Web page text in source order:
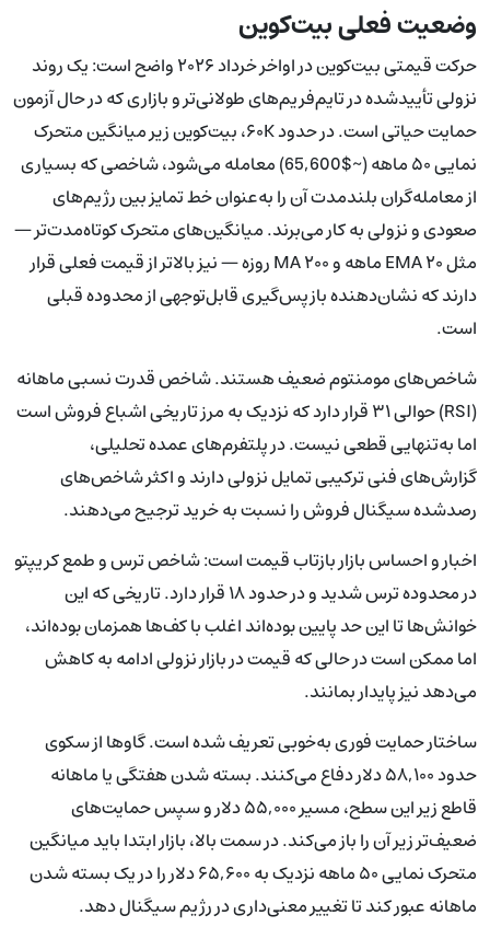
وضعیت فعلی بیت‌کوین
حرکت قیمتی بیت‌کوین در اواخر خرداد ۲۰۲۶ واضح است: یک روند
نزولی تأییدشده در تایم‌فریم‌های طولانی‌تر و بازاری که در حال آزمون
حمایت حیاتی است. در حدود ۶۰K، بیت‌کوین زیر میانگین متحرک
نمایی ۵۰ ماهه (~$65,600) معامله می‌شود، شاخصی که بسیاری
از معامله‌گران بلندمدت آن را به‌عنوان خط تمایز بین رژیم‌های
صعودی و نزولی به کار می‌برند. میانگین‌های متحرک کوتاه‌مدت‌تر —
مثل EMA ۲۰ ماهه و MA ۲۰۰ روزه — نیز بالاتر از قیمت فعلی قرار
دارند که نشان‌دهنده بازپس‌گیری قابل‌توجهی از محدوده قبلی
است.
شاخص‌های مومنتوم ضعیف هستند. شاخص قدرت نسبی ماهانه
(RSI) حوالی ۳۱ قرار دارد که نزدیک به مرز تاریخی اشباع فروش است
اما به‌تنهایی قطعی نیست. در پلتفرم‌های عمده تحلیلی،
گزارش‌های فنی ترکیبی تمایل نزولی دارند و اکثر شاخص‌های
رصدشده سیگنال فروش را نسبت به خرید ترجیح می‌دهند.
اخبار و احساس بازار بازتاب قیمت است: شاخص ترس و طمع کریپتو
در محدوده ترس شدید و در حدود ۱۸ قرار دارد. تاریخی که این
خوانش‌ها تا این حد پایین بوده‌اند اغلب با کف‌ها همزمان بوده‌اند،
اما ممکن است در حالی که قیمت در بازار نزولی ادامه به کاهش
می‌دهد نیز پایدار بمانند.
ساختار حمایت فوری به‌خوبی تعریف شده است. گاوها از سکوی
حدود ۵۸,۱۰۰ دلار دفاع می‌کنند. بسته شدن هفتگی یا ماهانه
قاطع زیر این سطح، مسیر ۵۵,۰۰۰ دلار و سپس حمایت‌های
ضعیف‌تر زیر آن را باز می‌کند. در سمت بالا، بازار ابتدا باید میانگین
متحرک نمایی ۵۰ ماهه نزدیک به ۶۵,۶۰۰ دلار را در یک بسته شدن
ماهانه عبور کند تا تغییر معنی‌داری در رژیم سیگنال دهد.